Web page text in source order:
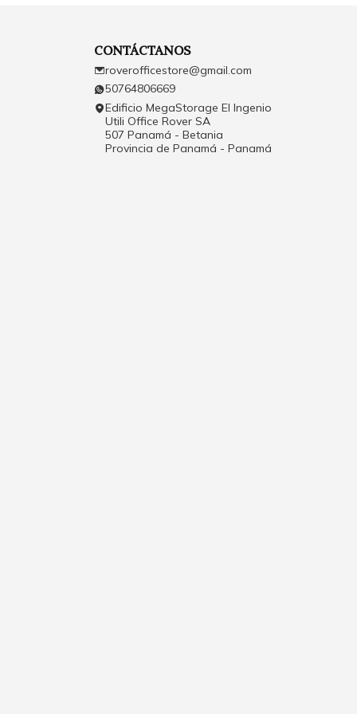
CONTÁCTANOS
roverofficestore@gmail.com
50764806669
Edificio MegaStorage El Ingenio
Utili Office Rover SA
507 Panamá - Betania
Provincia de Panamá - Panamá